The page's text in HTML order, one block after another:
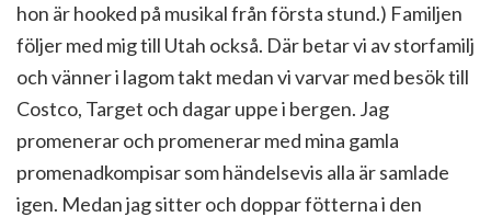
hon är hooked på musikal från första stund.) Familjen
följer med mig till Utah också. Där betar vi av storfamilj
och vänner i lagom takt medan vi varvar med besök till
Costco, Target och dagar uppe i bergen. Jag
promenerar och promenerar med mina gamla
promenadkompisar som händelsevis alla är samlade
igen. Medan jag sitter och doppar fötterna i den